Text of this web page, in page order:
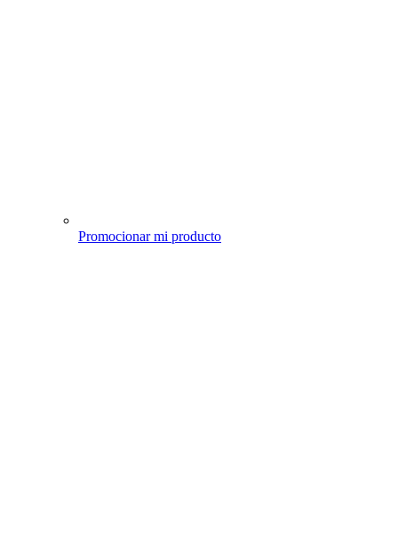
Promocionar mi producto